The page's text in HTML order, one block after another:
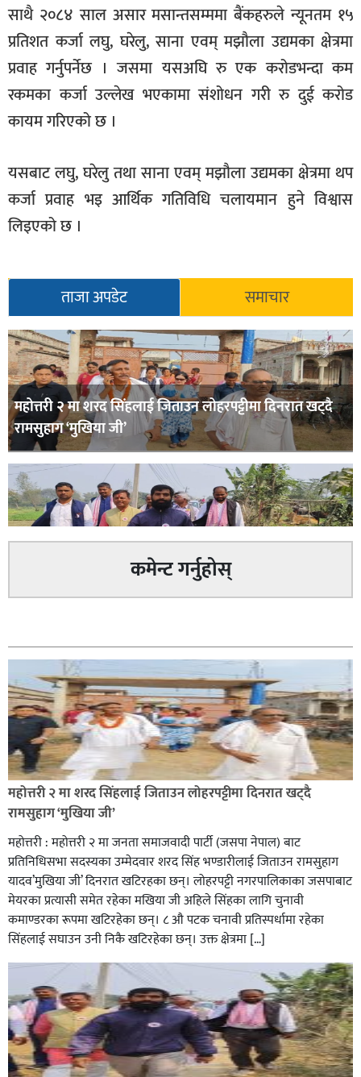
समाज
शिक्षा
विचार
स्वास्थ्य
साथै २०८४ साल असार मसान्तसम्ममा बैंकहरुले न्यूनतम १५
प्रतिशत कर्जा लघु, घरेलु, साना एवम् मझौला उद्यमका क्षेत्रमा
प्रवाह गर्नुपर्नेछ । जसमा यसअघि रु एक करोडभन्दा कम
रकमका कर्जा उल्लेख भएकामा संशोधन गरी रु दुई करोड
कायम गरिएको छ ।
यसबाट लघु, घरेलु तथा साना एवम् मझौला उद्यमका क्षेत्रमा थप
कर्जा प्रवाह भइ आर्थिक गतिविधि चलायमान हुने विश्वास
लिइएको छ ।
ताजा अपडेट समाचार
महोत्तरी २ मा शरद सिंहलाई जिताउन लोहरपट्टीमा दिनरात खट्दै
रामसुहाग ‘मुखिया जी’
सिराहा – २ मा जनमत छापको उपस्थिति बलियो , जनता उत्साहित
सिराहा-२ मा संजय यादव भिड्ने !
रक्तदान सेवामा जिल्लामै दोस्रो स्थान ल्याएकोमा जनमत नेताद्वय
रेडक्रस सिराहा द्वारा सम्मानित
सिराहाको औरहीमा जेन-जी भेला सम्पन्न
कमेन्ट गर्नुहोस्
महोत्तरी २ मा शरद सिंहलाई जिताउन लोहरपट्टीमा दिनरात खट्दै
रामसुहाग ‘मुखिया जी’
महोत्तरी : महोत्तरी २ मा जनता समाजवादी पार्टी (जसपा नेपाल) बाट
प्रतिनिधिसभा सदस्यका उम्मेदवार शरद सिंह भण्डारीलाई जिताउन रामसुहाग
यादव’मुखिया जी’ दिनरात खटिरहका छन्। लोहरपट्टी नगरपालिकाका जसपाबाट
मेयरका प्रत्यासी समेत रहेका मखिया जी अहिले सिंहका लागि चुनावी
कमाण्डरका रूपमा खटिरहेका छन्। ८ औ पटक चनावी प्रतिस्पर्धामा रहेका
सिंहलाई सघाउन उनी निकै खटिरहेका छन्। उक्त क्षेत्रमा […]